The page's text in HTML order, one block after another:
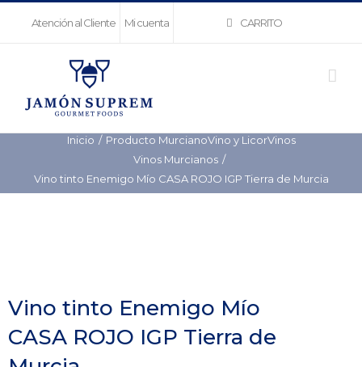
Atención al Cliente Mi cuenta CARRITO
Inicio Producto MurcianoVino y LicorVinos
Vinos Murcianos
Vino tinto Enemigo Mío CASA ROJO IGP Tierra de Murcia
Vino tinto Enemigo Mío
CASA ROJO IGP Tierra de